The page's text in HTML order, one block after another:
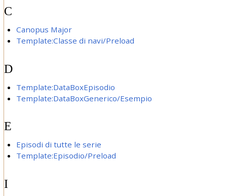
C
Canopus Major
Template:Classe di navi/Preload
D
Template:DataBoxEpisodio
Template:DataBoxGenerico/Esempio
E
Episodi di tutte le serie
Template:Episodio/Preload
I